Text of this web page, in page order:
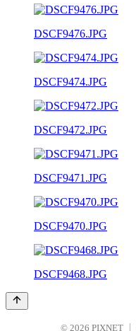
DSCF9476.JPG
DSCF9474.JPG
DSCF9472.JPG
DSCF9471.JPG
DSCF9470.JPG
DSCF9468.JPG
© 2026 PIXNET